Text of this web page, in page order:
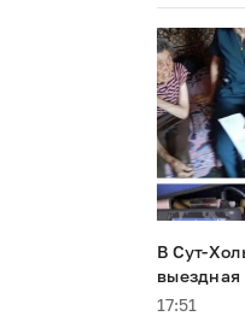
В Сут-
17:51